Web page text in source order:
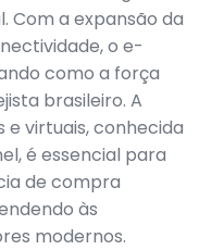
Com a expansão da
o e-
como a força
brasileiro. A
virtuais, conhecida
é essencial para
de compra
às
modernos.